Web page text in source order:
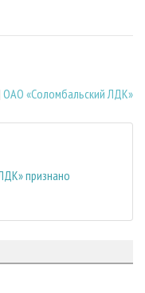
ОАО «Соломбальский ЛДК»
признано